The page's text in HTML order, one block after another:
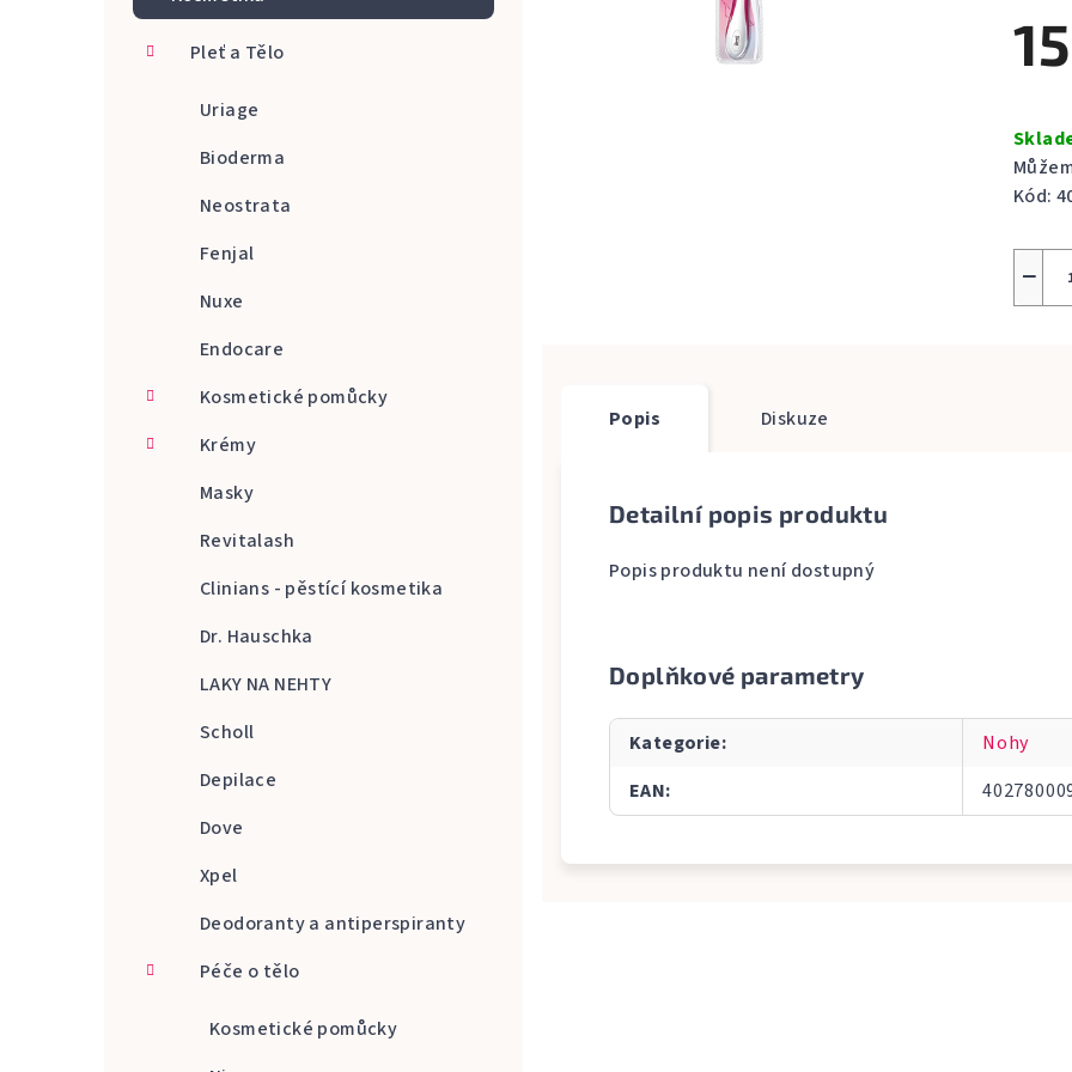
Pleť a Tělo
Uriage
Bioderma
Neostrata
Fenjal
Nuxe
Endocare
Kosmetické pomůcky
Krémy
Masky
Revitalash
Clinians - pěstící kosmetika
Dr. Hauschka
LAKY NA NEHTY
Scholl
Depilace
Dove
Xpel
Deodoranty a antiperspiranty
Péče o tělo
Kosmetické pomůcky
je
0,0
cena:
Kód:
−
Popis Diskuze
Detailní popis produktu
Popis produktu není dostupný
Doplňkové parametry
Kategorie:
Nohy
EAN: